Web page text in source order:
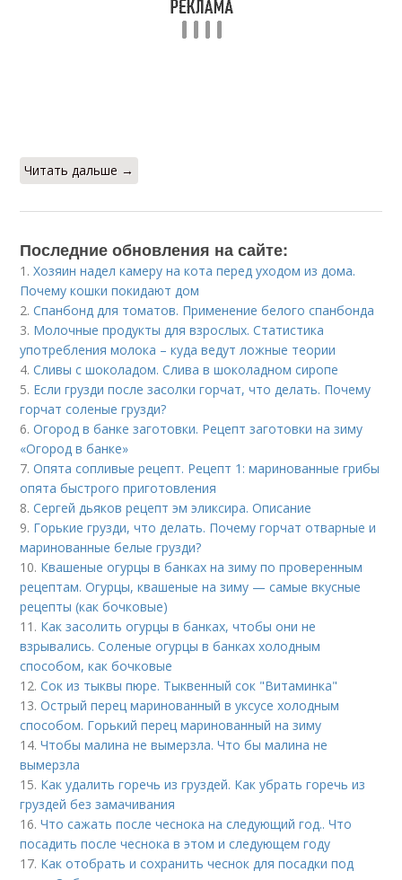
Читать дальше →
Последние обновления на сайте:
1.Хозяин надел камеру на кота перед уходом из дома.
Почему кошки покидают дом
2.Спанбонд для томатов. Применение белого спанбонда
3. Молочные продукты для взрослых. Статистика
употребления молока – куда ведут ложные теории
4.Сливы с шоколадом. Слива в шоколадном сиропе
5. Если грузди после засолки горчат, что делать. Почему
горчат соленые грузди?
6.Огород в банке заготовки. Рецепт заготовки на зиму
«Огород в банке»
7.Опята сопливые рецепт. Рецепт 1: маринованные грибы
опята быстрого приготовления
8.Сергей дьяков рецепт эм эликсира. Описание
9. Горькие грузди, что делать. Почему горчат отварные и
маринованные белые грузди?
10. Квашеные огурцы в банках на зиму по проверенным
рецептам. Огурцы, квашеные на зиму — самые вкусные
рецепты (как бочковые)
11. Как засолить огурцы в банках, чтобы они не
взрывались. Соленые огурцы в банках холодным
способом, как бочковые
12.Сок из тыквы пюре. Тыквенный сок "Витаминка"
13.Острый перец маринованный в уксусе холодным
способом. Горький перец маринованный на зиму
14.Чтобы малина не вымерзла. Что бы малина не
вымерзла
15. Как удалить горечь из груздей. Как убрать горечь из
груздей без замачивания
16.Что сажать после чеснока на следующий год.. Что
посадить после чеснока в этом и следующем году
17. Как отобрать и сохранить чеснок для посадки под